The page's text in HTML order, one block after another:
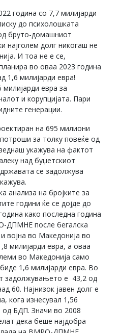
година со 7,7 милијарди
до психолошката
бруто-домашниот
најголем долг никогаш не
И тоа не е се,
во оваа 2023 година
1,6 милијарди евра!
евра за
и корупцијата. Пари
генерации.
на 695 милиони
за толку повеќе од
укажува на фактот
над буџетскиот
се задолжува
анализа на бројките за
години ќе се дојде до
како последна година
ДПМНЕ после бегалска
војна во Македонија во
милијарди евра, а оваа
во Македонија само
1,6 милијарди евра. Во
задолжувањето е 43,2 од
60. Најнизок јавен долг е
кога изнесувал 1,56
од БДП. Значи во 2008
дека беше најдобра